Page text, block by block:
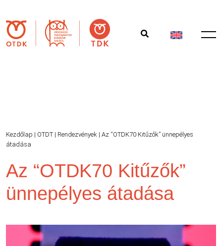
Kezdőlap | OTDT | Rendezvények | Az “OTDK70 Kitűzők” ünnepélyes
átadása
Az “OTDK70 Kitűzők”
ünnepélyes átadása